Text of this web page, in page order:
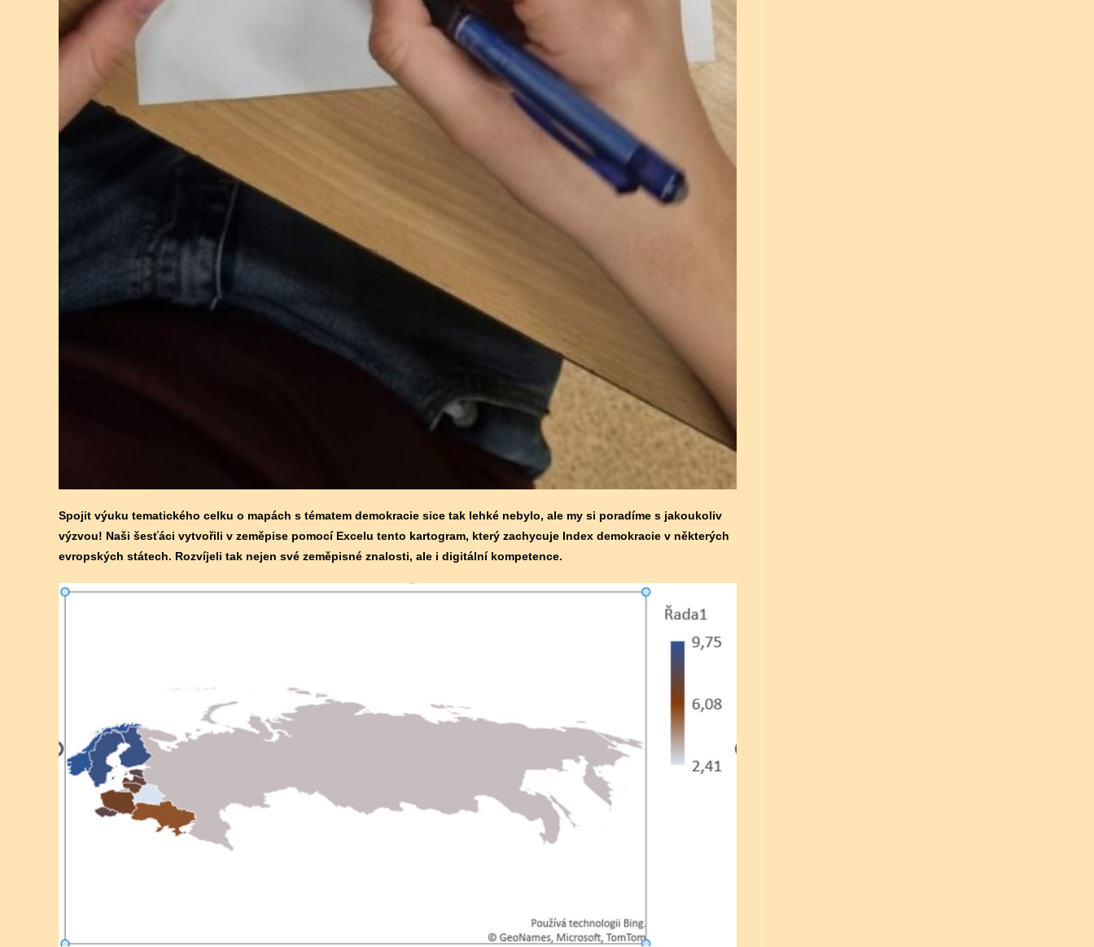
Spojit výuku tematického celku o mapách s tématem demokracie sice tak lehké nebylo, ale my si poradíme s jakoukoliv
výzvou! Naši šesťáci vytvořili v zeměpise pomocí Excelu tento kartogram, který zachycuje Index demokracie v některých
evropských státech. Rozvíjeli tak nejen své zeměpisné znalosti, ale i digitální kompetence.